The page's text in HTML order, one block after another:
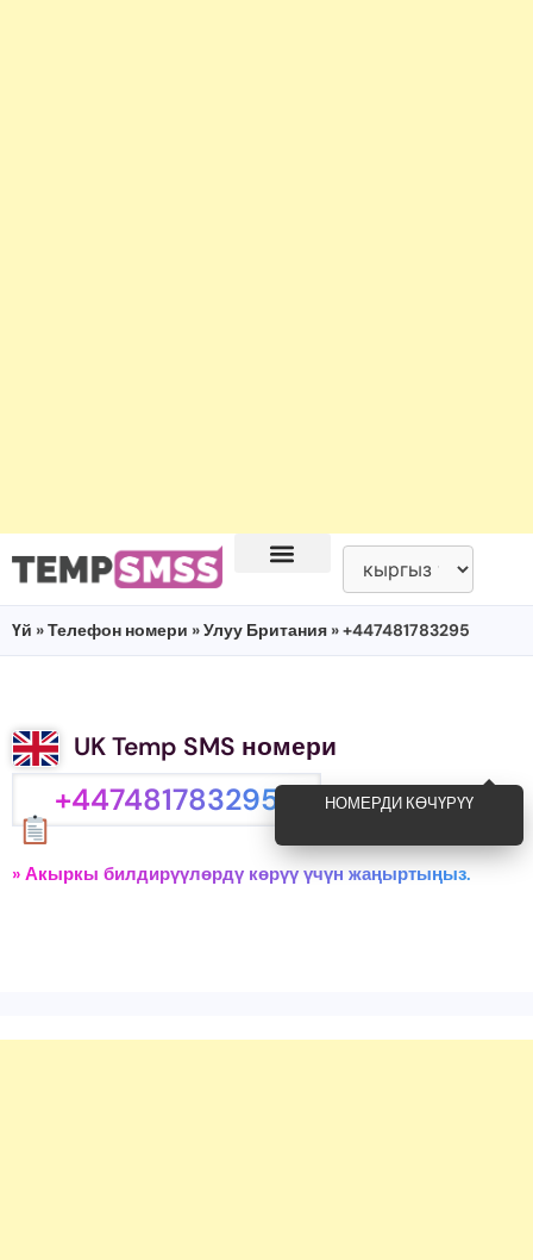
Үй »Телефон номери »Улуу Британия » +447481783295
UK Temp SMS номери
+447481783295 НОМЕРДИ КӨЧҮРҮҮ
» Акыркы билдирүүлөрдү көрүү үчүн жаңыртыңыз.